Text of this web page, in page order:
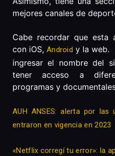
mejores canales de
Cabe recordar que esta
con iOS, Android y la web.
ingresar el nombre del
tener acceso a
programas y
AUH ANSES: alerta por las
entraron en vigencia en 2023
«Netflix corregí tu error»: la